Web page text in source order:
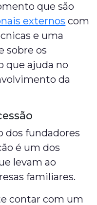
que são
externos com
e uma
sobre os
que ajuda no
da
dos fundadores
é um dos
levam ao
familiares.
contar com um